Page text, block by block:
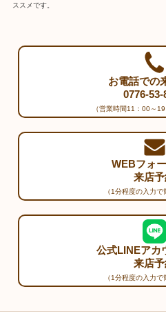
ススメです。
お電話での
0776-53-
（営業時間11：00～
WEBフォ
来店
（1分程度の入力で
公式LINEアカ
来店
（1分程度の入力で